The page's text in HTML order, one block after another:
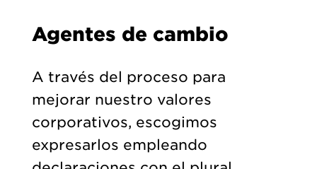
Agentes de cambio
A través del proceso para
mejorar nuestro valores
corporativos, escogimos
expresarlos empleando